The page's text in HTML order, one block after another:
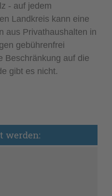
- auf jedem
Landkreis kann eine
aus Privathaushalten in
gebührenfrei
Beschränkung auf die
gibt es nicht.
werden: